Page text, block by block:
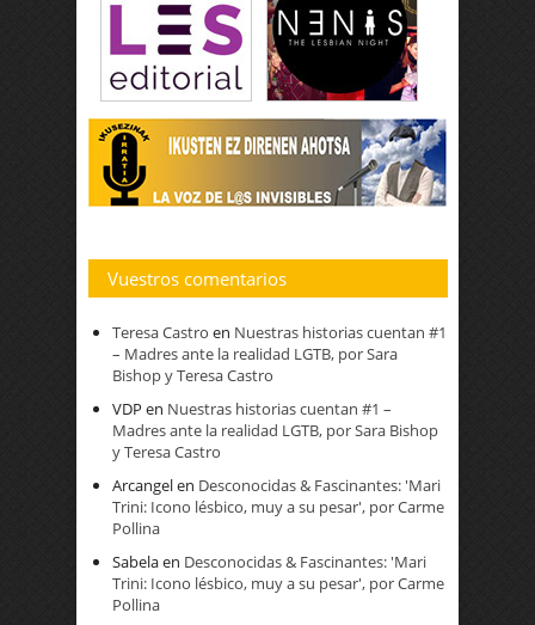
Vuestros comentarios
Teresa Castro en Nuestras historias cuentan #1
– Madres ante la realidad LGTB, por Sara
Bishop y Teresa Castro
VDP en Nuestras historias cuentan #1 –
Madres ante la realidad LGTB, por Sara Bishop
y Teresa Castro
Arcangelen Desconocidas & Fascinantes: 'Mari
Trini: Icono lésbico, muy a su pesar', por Carme
Pollina
Sabelaen Desconocidas & Fascinantes: 'Mari
Trini: Icono lésbico, muy a su pesar', por Carme
Pollina